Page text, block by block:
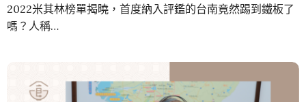
2022米其林榜單揭曉，首度納入評鑑的台南竟然踢到鐵板了
嗎？人稱…